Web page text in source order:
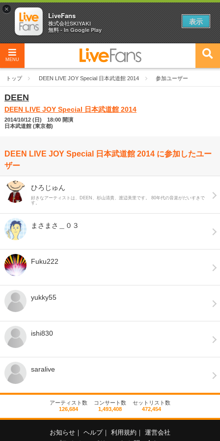
MENU
トップ DEEN LIVE JOY Special 日本武道館 2014 参加ユーザー
DEEN
DEEN LIVE JOY Special 日本武道館 2014
2014/10/12 (日) 18:00 開演
日本武道館 (東京都)
DEEN LIVE JOY Special 日本武道館 2014 に参加したユー
ザー
ひろじゅん
好きなアーティストは、DEEN、杉山清貴、渡辺美里です。 80年代の音楽がだいすきで
す。
まさまさ＿０３
Fuku222
yukky55
ishi830
saralive
アーティスト数
126,684
コンサート数
1,493,408
セットリスト数
472,454
お知らせ ヘルプ 利用規約
運営会社
×
LiveFans
株式会社SKIYAKI
無料 - In Google Play
表示